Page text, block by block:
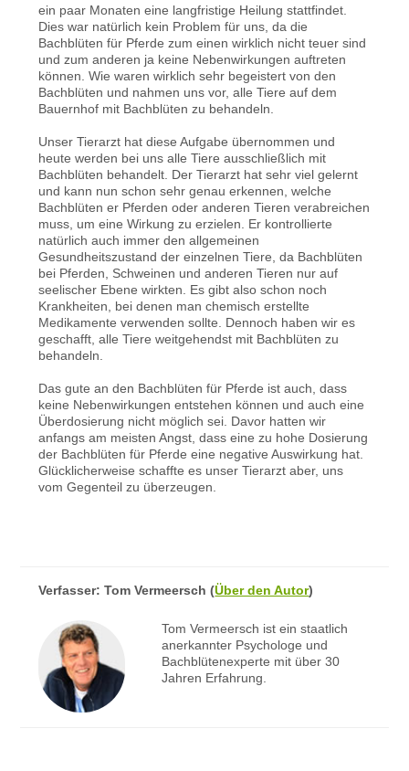
ein paar Monaten eine langfristige Heilung stattfindet.
Dies war natürlich kein Problem für uns, da die
Bachblüten für Pferde zum einen wirklich nicht teuer sind
und zum anderen ja keine Nebenwirkungen auftreten
können. Wie waren wirklich sehr begeistert von den
Bachblüten und nahmen uns vor, alle Tiere auf dem
Bauernhof mit Bachblüten zu behandeln.
Unser Tierarzt hat diese Aufgabe übernommen und
heute werden bei uns alle Tiere ausschließlich mit
Bachblüten behandelt. Der Tierarzt hat sehr viel gelernt
und kann nun schon sehr genau erkennen, welche
Bachblüten er Pferden oder anderen Tieren verabreichen
muss, um eine Wirkung zu erzielen. Er kontrollierte
natürlich auch immer den allgemeinen
Gesundheitszustand der einzelnen Tiere, da Bachblüten
bei Pferden, Schweinen und anderen Tieren nur auf
seelischer Ebene wirkten. Es gibt also schon noch
Krankheiten, bei denen man chemisch erstellte
Medikamente verwenden sollte. Dennoch haben wir es
geschafft, alle Tiere weitgehendst mit Bachblüten zu
behandeln.
Das gute an den Bachblüten für Pferde ist auch, dass
keine Nebenwirkungen entstehen können und auch eine
Überdosierung nicht möglich sei. Davor hatten wir
anfangs am meisten Angst, dass eine zu hohe Dosierung
der Bachblüten für Pferde eine negative Auswirkung hat.
Glücklicherweise schaffte es unser Tierarzt aber, uns
vom Gegenteil zu überzeugen.
Verfasser:Tom Vermeersch (Über den Autor)
Tom Vermeersch ist ein staatlich
anerkannter Psychologe und
Bachblütenexperte mit über 30
Jahren Erfahrung.